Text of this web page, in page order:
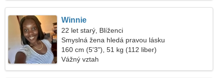
Winnie
22 let starý, Blíženci
Smyslná žena hledá pravou lásku
160 cm (5'3"), 51 kg (112 liber)
Vážný vztah